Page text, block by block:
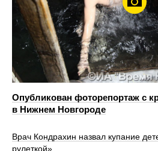
Опубликован фоторепортаж с
в Нижнем Новгороде
Врач Кондрахин назвал купание
рулеткой»